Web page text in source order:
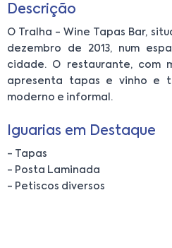
Descrição
O Tralha - Wine Tapas Bar,
dezembro de 2013, num
cidade. O restaurante, com
apresenta tapas e vinho e
moderno e informal.
Iguarias em Destaque
- Tapas
- Posta Laminada
- Petiscos diversos